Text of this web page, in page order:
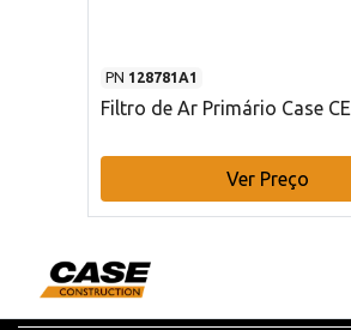
PN 128781A1
Filtro de Ar Primário Case CE
Ver Preço